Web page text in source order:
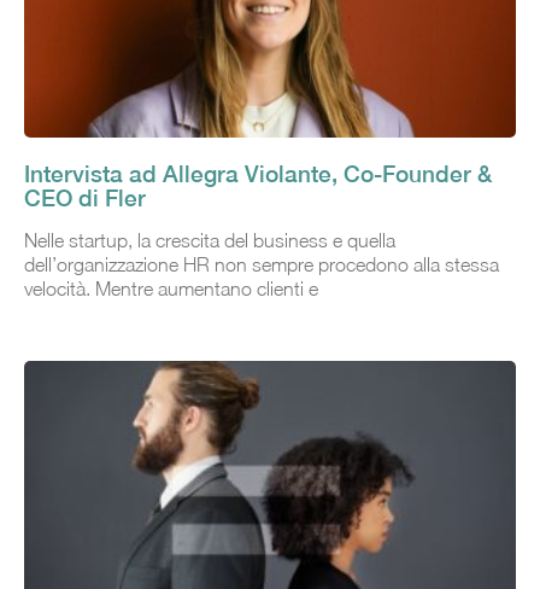
Intervista ad Allegra Violante, Co-Founder &
CEO di Fler
Nelle startup, la crescita del business e quella
dell’organizzazione HR non sempre procedono alla stessa
velocità. Mentre aumentano clienti e